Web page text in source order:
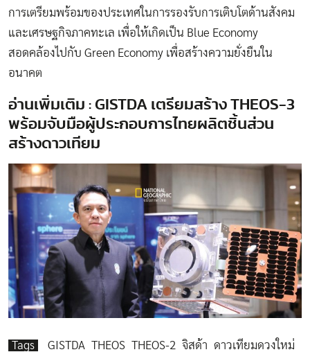
การเตรียมพร้อมของประเทศในการรองรับการเติบโตด้านสังคม
และเศรษฐกิจภาคทะเล เพื่อให้เกิดเป็น Blue Economy
สอดคล้องไปกับ Green Economy เพื่อสร้างความยั่งยืนใน
อนาคต
อ่านเพิ่มเติม :GISTDA เตรียมสร้าง THEOS-3
พร้อมจับมือผู้ประกอบการไทยผลิตชิ้นส่วน
สร้างดาวเทียม
Tags GISTDA THEOS THEOS-2 จิสด้า ดาวเทียมดวงใหม่